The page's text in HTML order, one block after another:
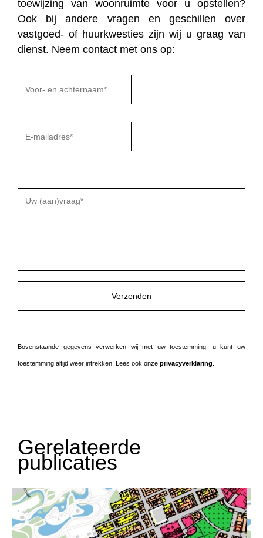
toewijzing van woonruimte voor u opstellen?
Ook bij andere vragen en geschillen over
vastgoed- of huurkwesties zijn wij u graag van
dienst. Neem contact met ons op:
dit
veld
Bovenstaande gegevens verwerken wij met uw toestemming, u kunt uw
toestemming altijd weer intrekken. Lees ook onze privacyverklaring
Gerelateerde
publicaties